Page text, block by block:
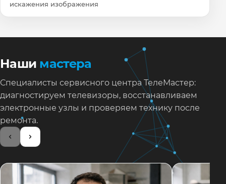
искажения изображения
Наши мастера
Специалисты сервисного центра ТелеМастер:
диагностируем телевизоры, восстанавливаем
электронные узлы и проверяем технику после
ремонта.